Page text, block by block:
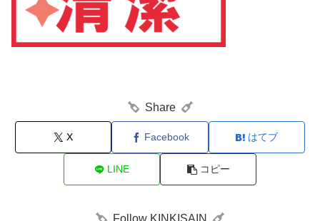
Share
X Facebook はてブ
LINE コピー